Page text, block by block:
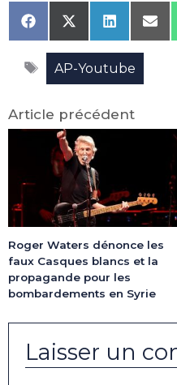
Share
on
Facebook
Share
on
X
(Twitter)
Share
on
LinkedIn
on
Étiquettes
AP-Youtube
Article précédent
Roger Waters dénonce les
faux Casques blancs et la
propagande pour les
bombardements en Syrie
Laisser un